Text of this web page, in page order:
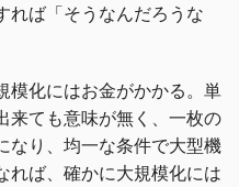
れば「そうなんだろうな
模化にはお金がかかる。単
来ても意味が無く、一枚の
なり、均一な条件で大型機
れば、確かに大規模化には